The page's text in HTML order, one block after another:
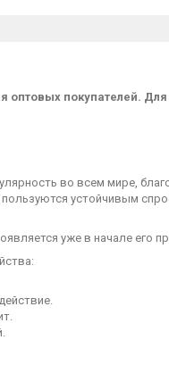
оптовых покупателей.
во всем мире,
устойчивым
уже в начале его